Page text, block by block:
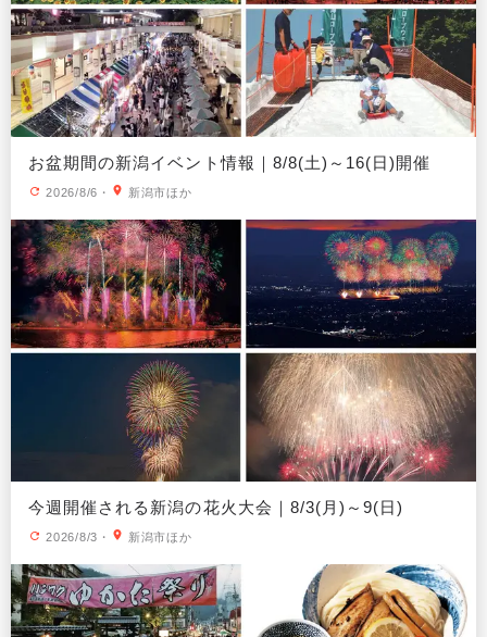
お盆期間の新潟イベント情報｜8/8(土)～16(日)開催
2026/8/6 ・ 新潟市ほか
今週開催される新潟の花火大会｜8/3(月)～9(日)
2026/8/3 ・ 新潟市ほか